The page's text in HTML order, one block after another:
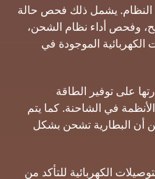
النظام. يشمل ذلك فحص حالة
وفحص أداء نظام الشحن،
الموجودة في
على توفير الطاقة
الأنظمة في الشاحنة. كما يتم
أن البطارية تشحن بشكل
الكهربائية للتأكد من